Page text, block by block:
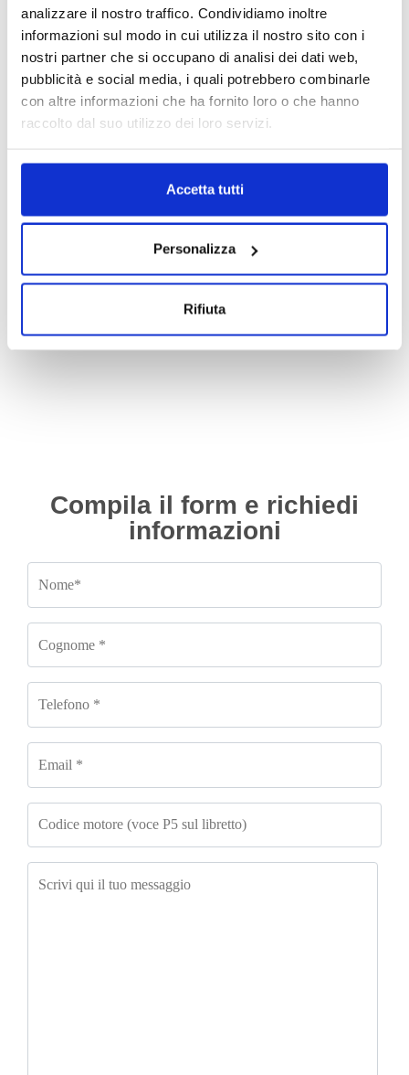
analizzare il nostro traffico. Condividiamo inoltre
informazioni sul modo in cui utilizza il nostro sito con i
nostri partner che si occupano di analisi dei dati web,
pubblicità e social media, i quali potrebbero combinarle
con altre informazioni che ha fornito loro o che hanno
raccolto dal suo utilizzo dei loro servizi.
Accetta tutti
Personalizza
Rifiuta
Motori
Motore Volkswagen Fox BNM
dal 2004 1.4 diesel
Da 700.00€ IVA esclusa
Motori
Motore BMW Z4 2000/2003
226S1 2.2 benzina
Da 400.00€ IVA esclusa
Da 700.00€ IVA esclusa Da 300.00€ IVA esclusa
Compila il form e richiedi
informazioni